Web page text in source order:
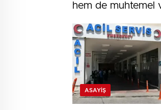
hem de muhtemel
ASAYIŞ